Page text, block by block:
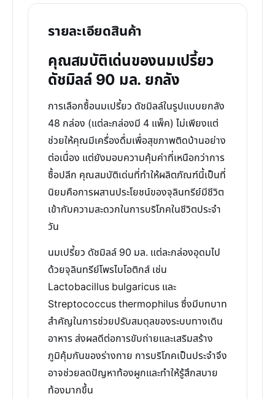
รายละเอียดสินค้า
คุณสมบัติเด่นของนมเปรี้ยว
ดัชมิลล์ 90 มล. ยกลัง
การเลือกซื้อนมเปรี้ยว ดัชมิลล์ในรูปแบบยกลัง
48 กล่อง (แต่ละกล่องมี 4 แพ็ค) ไม่เพียงแต่
ช่วยให้คุณมีเครื่องดื่มเพื่อสุขภาพติดบ้านอย่าง
ต่อเนื่อง แต่ยังมอบความคุ้มค่าที่เหนือกว่าการ
ซื้อปลีก คุณสมบัติเด่นที่ทำให้ผลิตภัณฑ์นี้เป็นที่
นิยมคือการผสานประโยชน์ของจุลินทรีย์มีชีวิต
เข้ากับความสะดวกในการบริโภคในชีวิตประจำ
วัน
นมเปรี้ยว ดัชมิลล์ 90 มล. แต่ละกล่องอุดมไป
ด้วยจุลินทรีย์โพรไบโอติกส์ เช่น
Lactobacillus bulgaricus และ
Streptococcus thermophilus ซึ่งมีบทบาท
สำคัญในการช่วยปรับสมดุลของระบบทางเดิน
อาหาร ส่งผลดีต่อการขับถ่ายและเสริมสร้าง
ภูมิคุ้มกันของร่างกาย การบริโภคเป็นประจำจึง
อาจช่วยลดปัญหาท้องผูกและทำให้รู้สึกสบาย
ท้องมากขึ้น